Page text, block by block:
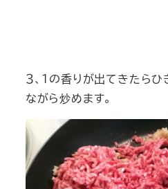
３、１の香りが出てきたら
ながら炒めます。